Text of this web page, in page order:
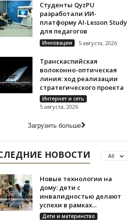
Студенты QyzPU
разработали ИИ-
платформу AI-Lesson Study
для педагогов
Инновации 5 августа, 2026
Транскаспийская
волоконно-оптическая
линия: ход реализации
стратегического проекта
Интернет и сеть
5 августа, 2026
Загрузить больше
НОВОСТИ All
Новые технологии на
дому: дети с
инвалидностью делают
успехи в рамках...
Дети и материнство